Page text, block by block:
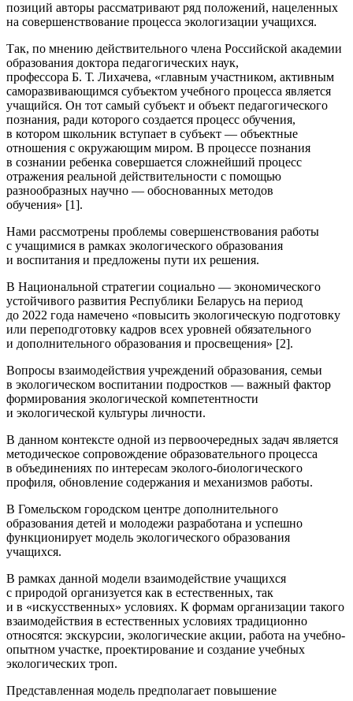
позиций авторы рассматривают ряд положений, нацеленных
на совершенствование процесса экологизации учащихся.
Так, по мнению действительного члена Российской академии
образования доктора педагогических наук,
профессора Б. Т. Лихачева, «главным участником, активным
саморазвивающимся субъектом учебного процесса является
учащийся. Он тот самый субъект и объект педагогического
познания, ради которого создается процесс обучения,
в котором школьник вступает в субъект — объектные
отношения с окружающим миром. В процессе познания
в сознании ребенка совершается сложнейший процесс
отражения реальной действительности с помощью
разнообразных научно — обоснованных методов
обучения» [1].
Нами рассмотрены проблемы совершенствования работы
с учащимися в рамках экологического образования
и воспитания и предложены пути их решения.
В Национальной стратегии социально — экономического
устойчивого развития Республики Беларусь на период
до 2022 года намечено «повысить экологическую подготовку
или переподготовку кадров всех уровней обязательного
и дополнительного образования и просвещения» [2].
Вопросы взаимодействия учреждений образования, семьи
в экологическом воспитании подростков — важный фактор
формирования экологической компетентности
и экологической культуры личности.
В данном контексте одной из первоочередных задач является
методическое сопровождение образовательного процесса
в объединениях по интересам эколого-биологического
профиля, обновление содержания и механизмов работы.
В Гомельском городском центре дополнительного
образования детей и молодежи разработана и успешно
функционирует модель экологического образования
учащихся.
В рамках данной модели взаимодействие учащихся
с природой организуется как в естественных, так
и в «искусственных» условиях. К формам организации такого
взаимодействия в естественных условиях традиционно
относятся: экскурсии, экологические акции, работа на учебно-
опытном участке, проектирование и создание учебных
экологических троп.
Представленная модель предполагает повышение